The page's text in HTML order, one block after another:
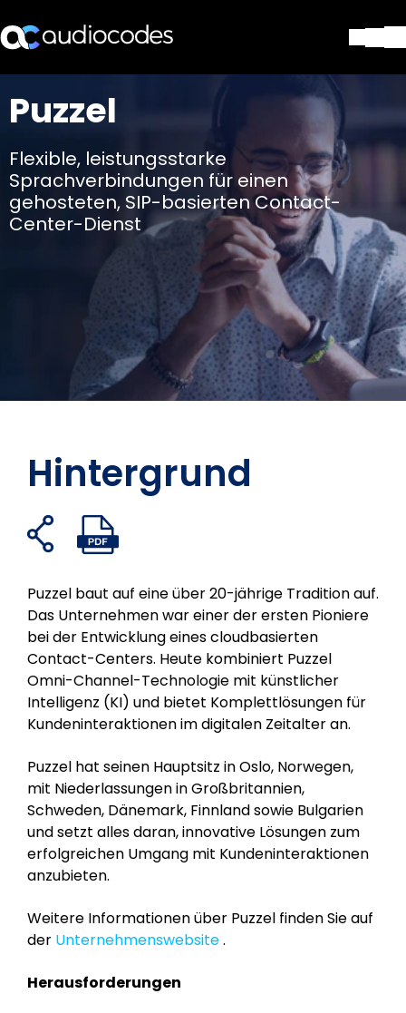
Produkte und Anwendungen
Dienstleistungen & Support
Unternehmen
Blog
Library
Stay in the loop
Tragen Sie sich in unseren
Puzzel
Flexible, leistungsstarke
Sprachverbindungen für einen
gehosteten, SIP-basierten Contact-
Center-Dienst
Hintergrund
Freigabelinks
öffnen
Auf
Facebook
teilen
Datei
Puzzel baut auf eine über 20-jährige Tradition auf.
Das Unternehmen war einer der ersten Pioniere
bei der Entwicklung eines cloudbasierten
Contact-Centers. Heute kombiniert Puzzel
Omni-Channel-Technologie mit künstlicher
Intelligenz (KI) und bietet Komplettlösungen für
Kundeninteraktionen im digitalen Zeitalter an.
Puzzel hat seinen Hauptsitz in Oslo, Norwegen,
mit Niederlassungen in Großbritannien,
Schweden, Dänemark, Finnland sowie Bulgarien
und setzt alles daran, innovative Lösungen zum
erfolgreichen Umgang mit Kundeninteraktionen
anzubieten.
Weitere Informationen über Puzzel finden Sie auf
der Unternehmenswebsite.
Herausforderungen